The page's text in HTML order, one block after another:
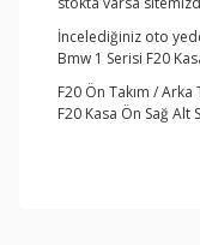
İncelediğiniz oto
Bmw 1 Serisi F20
F20 Ön Takım /
F20 Kasa Ön Sağ